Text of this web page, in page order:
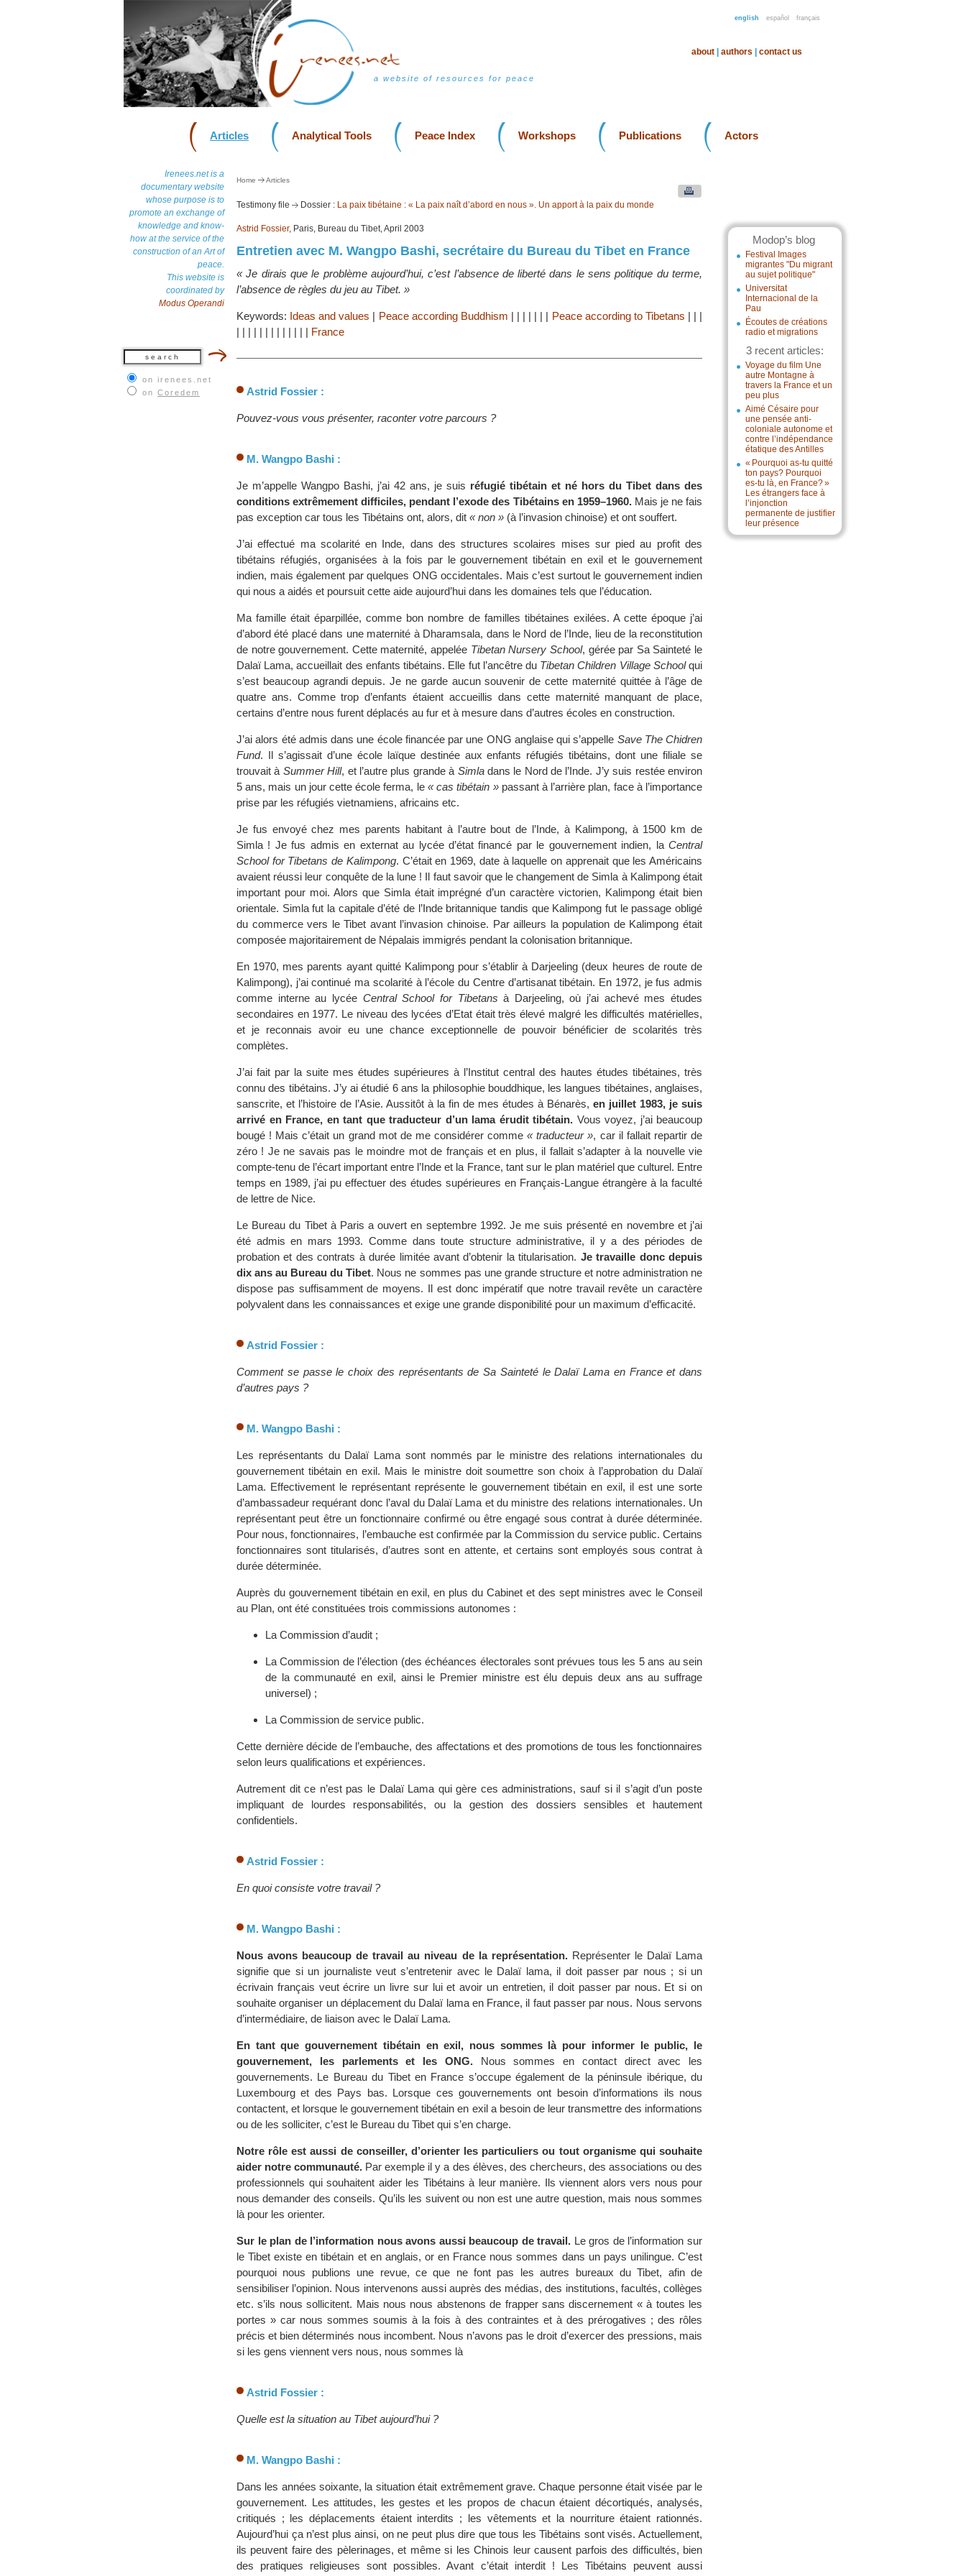
english español français
a website of resources for peace
about authors contact us
Articles Analytical Tools Peace Index Workshops Publications Actors
Irenees.net is a
documentary website
whose purpose is to
promote an exchange of
knowledge and know-
how at the service of the
construction of an Art of
peace.
This website is
coordinated by
Modus Operandi
on irenees.net
on Coredem
Modop’s blog
Festival Images
migrantes "Du migrant
au sujet politique"
Universitat
Internacional de la
Pau
Écoutes de créations
radio et migrations
3 recent articles:
Voyage du film Une
autre Montagne à
travers la France et un
peu plus
Aimé Césaire pour
une pensée anti-
coloniale autonome et
contre l’indépendance
étatique des Antilles
« Pourquoi as-tu quitté
ton pays? Pourquoi
es-tu là, en France? »
Les étrangers face à
l’injonction
permanente de justifier
leur présence
Home Articles
Testimony file Dossier : La paix tibétaine : « La paix naît d’abord en nous ». Un apport à la paix du monde
Astrid Fossier, Paris, Bureau du Tibet, April 2003
Entretien avec M. Wangpo Bashi, secrétaire du Bureau du Tibet en France
« Je dirais que le problème aujourd’hui, c’est l’absence de liberté dans le sens politique du terme,
l’absence de règles du jeu au Tibet. »
Keywords: Ideas and values | Peace according Buddhism | | | | | | | Peace according to Tibetans | | |
| | | | | | | | | | | | | France
Astrid Fossier :
Pouvez-vous vous présenter, raconter votre parcours ?
M. Wangpo Bashi :
Je m’appelle Wangpo Bashi, j’ai 42 ans, je suis réfugié tibétain et né hors du Tibet dans des
conditions extrêmement difficiles, pendant l’exode des Tibétains en 1959–1960.Mais je ne fais
pas exception car tous les Tibétains ont, alors, dit « non » (à l’invasion chinoise) et ont souffert.
J’ai effectué ma scolarité en Inde, dans des structures scolaires mises sur pied au profit des
tibétains réfugiés, organisées à la fois par le gouvernement tibétain en exil et le gouvernement
indien, mais également par quelques ONG occidentales. Mais c’est surtout le gouvernement indien
qui nous a aidés et poursuit cette aide aujourd’hui dans les domaines tels que l’éducation.
Ma famille était éparpillée, comme bon nombre de familles tibétaines exilées. A cette époque j’ai
d’abord été placé dans une maternité à Dharamsala, dans le Nord de l’Inde, lieu de la reconstitution
de notre gouvernement. Cette maternité, appelée Tibetan Nursery School, gérée par Sa Sainteté le
Dalaï Lama, accueillait des enfants tibétains. Elle fut l’ancêtre du Tibetan Children Village Schoolqui
s’est beaucoup agrandi depuis. Je ne garde aucun souvenir de cette maternité quittée à l’âge de
quatre ans. Comme trop d’enfants étaient accueillis dans cette maternité manquant de place,
certains d’entre nous furent déplacés au fur et à mesure dans d’autres écoles en construction.
J’ai alors été admis dans une école financée par une ONG anglaise qui s’appelle Save The Chidren
Fund. Il s’agissait d’une école laïque destinée aux enfants réfugiés tibétains, dont une filiale se
trouvait à Summer Hill, et l’autre plus grande à Simladans le Nord de l’Inde. J’y suis restée environ
5 ans, mais un jour cette école ferma, le « cas tibétain »passant à l’arrière plan, face à l’importance
prise par les réfugiés vietnamiens, africains etc.
Je fus envoyé chez mes parents habitant à l’autre bout de l’Inde, à Kalimpong, à 1500 km de
Simla ! Je fus admis en externat au lycée d’état financé par le gouvernement indien, la Central
School for Tibetans de Kalimpong. C’était en 1969, date à laquelle on apprenait que les Américains
avaient réussi leur conquête de la lune ! Il faut savoir que le changement de Simla à Kalimpong était
important pour moi. Alors que Simla était imprégné d’un caractère victorien, Kalimpong était bien
orientale. Simla fut la capitale d’été de l’Inde britannique tandis que Kalimpong fut le passage obligé
du commerce vers le Tibet avant l’invasion chinoise. Par ailleurs la population de Kalimpong était
composée majoritairement de Népalais immigrés pendant la colonisation britannique.
En 1970, mes parents ayant quitté Kalimpong pour s’établir à Darjeeling (deux heures de route de
Kalimpong), j’ai continué ma scolarité à l’école du Centre d’artisanat tibétain. En 1972, je fus admis
comme interne au lycée Central School for Tibetans à Darjeeling, où j’ai achevé mes études
secondaires en 1977. Le niveau des lycées d’Etat était très élevé malgré les difficultés matérielles,
et je reconnais avoir eu une chance exceptionnelle de pouvoir bénéficier de scolarités très
complètes.
J’ai fait par la suite mes études supérieures à l’Institut central des hautes études tibétaines, très
connu des tibétains. J’y ai étudié 6 ans la philosophie bouddhique, les langues tibétaines, anglaises,
sanscrite, et l’histoire de l’Asie. Aussitôt à la fin de mes études à Bénarès, en juillet 1983, je suis
arrivé en France, en tant que traducteur d’un lama érudit tibétain. Vous voyez, j’ai beaucoup
bougé ! Mais c’était un grand mot de me considérer comme« traducteur », car il fallait repartir de
zéro ! Je ne savais pas le moindre mot de français et en plus, il fallait s’adapter à la nouvelle vie
compte-tenu de l’écart important entre l’Inde et la France, tant sur le plan matériel que culturel. Entre
temps en 1989, j’ai pu effectuer des études supérieures en Français-Langue étrangère à la faculté
de lettre de Nice.
Le Bureau du Tibet à Paris a ouvert en septembre 1992. Je me suis présenté en novembre et j’ai
été admis en mars 1993. Comme dans toute structure administrative, il y a des périodes de
probation et des contrats à durée limitée avant d’obtenir la titularisation. Je travaille donc depuis
dix ans au Bureau du Tibet. Nous ne sommes pas une grande structure et notre administration ne
dispose pas suffisamment de moyens. Il est donc impératif que notre travail revête un caractère
polyvalent dans les connaissances et exige une grande disponibilité pour un maximum d’efficacité.
Astrid Fossier :
Comment se passe le choix des représentants de Sa Sainteté le Dalaï Lama en France et dans
d’autres pays ?
M. Wangpo Bashi :
Les représentants du Dalaï Lama sont nommés par le ministre des relations internationales du
gouvernement tibétain en exil. Mais le ministre doit soumettre son choix à l’approbation du Dalaï
Lama. Effectivement le représentant représente le gouvernement tibétain en exil, il est une sorte
d’ambassadeur requérant donc l’aval du Dalaï Lama et du ministre des relations internationales. Un
représentant peut être un fonctionnaire confirmé ou être engagé sous contrat à durée déterminée.
Pour nous, fonctionnaires, l’embauche est confirmée par la Commission du service public. Certains
fonctionnaires sont titularisés, d’autres sont en attente, et certains sont employés sous contrat à
durée déterminée.
Auprès du gouvernement tibétain en exil, en plus du Cabinet et des sept ministres avec le Conseil
au Plan, ont été constituées trois commissions autonomes :
La Commission d’audit ;
La Commission de l’élection (des échéances électorales sont prévues tous les 5 ans au sein
de la communauté en exil, ainsi le Premier ministre est élu depuis deux ans au suffrage
universel) ;
La Commission de service public.
Cette dernière décide de l’embauche, des affectations et des promotions de tous les fonctionnaires
selon leurs qualifications et expériences.
Autrement dit ce n’est pas le Dalaï Lama qui gère ces administrations, sauf si il s’agit d’un poste
impliquant de lourdes responsabilités, ou la gestion des dossiers sensibles et hautement
confidentiels.
Astrid Fossier :
En quoi consiste votre travail ?
M. Wangpo Bashi :
Nous avons beaucoup de travail au niveau de la représentation.Représenter le Dalaï Lama
signifie que si un journaliste veut s’entretenir avec le Dalaï lama, il doit passer par nous ; si un
écrivain français veut écrire un livre sur lui et avoir un entretien, il doit passer par nous. Et si on
souhaite organiser un déplacement du Dalaï lama en France, il faut passer par nous. Nous servons
d’intermédiaire, de liaison avec le Dalaï Lama.
En tant que gouvernement tibétain en exil, nous sommes là pour informer le public, le
gouvernement, les parlements et les ONG.Nous sommes en contact direct avec les
gouvernements. Le Bureau du Tibet en France s’occupe également de la péninsule ibérique, du
Luxembourg et des Pays bas. Lorsque ces gouvernements ont besoin d’informations ils nous
contactent, et lorsque le gouvernement tibétain en exil a besoin de leur transmettre des informations
ou de les solliciter, c’est le Bureau du Tibet qui s’en charge.
Notre rôle est aussi de conseiller, d’orienter les particuliers ou tout organisme qui souhaite
aider notre communauté. Par exemple il y a des élèves, des chercheurs, des associations ou des
professionnels qui souhaitent aider les Tibétains à leur manière. Ils viennent alors vers nous pour
nous demander des conseils. Qu’ils les suivent ou non est une autre question, mais nous sommes
là pour les orienter.
Sur le plan de l’information nous avons aussi beaucoup de travail. Le gros de l’information sur
le Tibet existe en tibétain et en anglais, or en France nous sommes dans un pays unilingue. C’est
pourquoi nous publions une revue, ce que ne font pas les autres bureaux du Tibet, afin de
sensibiliser l’opinion. Nous intervenons aussi auprès des médias, des institutions, facultés, collèges
etc. s’ils nous sollicitent. Mais nous nous abstenons de frapper sans discernement « à toutes les
portes » car nous sommes soumis à la fois à des contraintes et à des prérogatives ; des rôles
précis et bien déterminés nous incombent. Nous n’avons pas le droit d’exercer des pressions, mais
si les gens viennent vers nous, nous sommes là
Astrid Fossier :
Quelle est la situation au Tibet aujourd’hui ?
M. Wangpo Bashi :
Dans les années soixante, la situation était extrêmement grave. Chaque personne était visée par le
gouvernement. Les attitudes, les gestes et les propos de chacun étaient décortiqués, analysés,
critiqués ; les déplacements étaient interdits ; les vêtements et la nourriture étaient rationnés.
Aujourd’hui ça n’est plus ainsi, on ne peut plus dire que tous les Tibétains sont visés. Actuellement,
ils peuvent faire des pèlerinages, et même si les Chinois leur causent parfois des difficultés, bien
des pratiques religieuses sont possibles. Avant c’était interdit ! Les Tibétains peuvent aussi